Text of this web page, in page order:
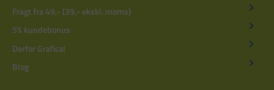
Fragt fra 49,- (39,- ekskl. moms)
5% kundebonus
Derfor Grafical
Blog